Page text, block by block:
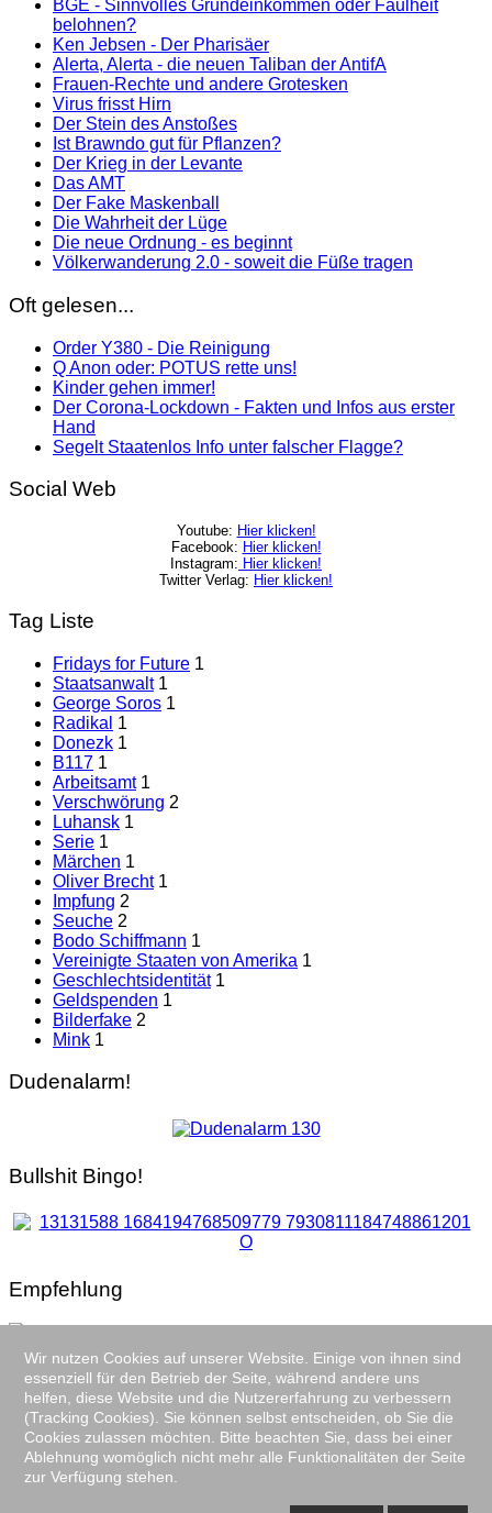
BGE - Sinnvolles Grundeinkommen oder Faulheit
belohnen?
Ken Jebsen - Der Pharisäer
Alerta, Alerta - die neuen Taliban der AntifA
Frauen-Rechte und andere Grotesken
Virus frisst Hirn
Der Stein des Anstoßes
Ist Brawndo gut für Pflanzen?
Der Krieg in der Levante
Das AMT
Der Fake Maskenball
Die Wahrheit der Lüge
Die neue Ordnung - es beginnt
Völkerwanderung 2.0 - soweit die Füße tragen
Oft gelesen...
Order Y380 - Die Reinigung
Q Anon oder: POTUS rette uns!
Kinder gehen immer!
Der Corona-Lockdown - Fakten und Infos aus erster
Hand
Segelt Staatenlos Info unter falscher Flagge?
Social Web
Youtube: Hier klicken!
Facebook: Hier klicken!
Instagram: Hier klicken!
Twitter Verlag: Hier klicken!
Tag Liste
Fridays for Future 1
Staatsanwalt 1
George Soros 1
Radikal 1
Donezk 1
B117 1
Arbeitsamt 1
Verschwörung 2
Luhansk 1
Serie 1
Märchen 1
Oliver Brecht 1
Impfung 2
Seuche 2
Bodo Schiffmann 1
Vereinigte Staaten von Amerika 1
Geschlechtsidentität 1
Geldspenden 1
Bilderfake 2
Mink 1
Dudenalarm!
Bullshit Bingo!
Empfehlung
Follow us on Facebook
Impressum / Datenschutzerklärung / XML-Sitemap
Copyright © 2026 der-stoerenfried.de
Design and theme by JooThemes.net -Free Joomla
Templates.
Wir nutzen Cookies auf unserer Website. Einige von ihnen sind
essenziell für den Betrieb der Seite, während andere uns
helfen, diese Website und die Nutzererfahrung zu verbessern
(Tracking Cookies). Sie können selbst entscheiden, ob Sie die
Cookies zulassen möchten. Bitte beachten Sie, dass bei einer
Ablehnung womöglich nicht mehr alle Funktionalitäten der Seite
zur Verfügung stehen.